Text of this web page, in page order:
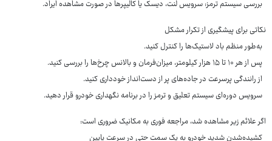
بررسی سیستم ترمز: سرویس لنت، دیسک یا کالیپرها در صورت مشاهده ایراد.
نکاتی برای پیشگیری از تکرار مشکل
به‌طور منظم باد لاستیک‌ها را کنترل کنید.
پس از هر ۱۰ تا ۱۵ هزار کیلومتر، میزان‌فرمان و بالانس چرخ‌ها را بررسی کنید.
از رانندگی پرسرعت در جاده‌های پر از دست‌انداز خودداری کنید.
سرویس دوره‌ای سیستم تعلیق و ترمز را در برنامه نگهداری خودرو قرار دهید.
اگر علائم زیر مشاهده شد، مراجعه فوری به مکانیک ضروری است:
کشیده‌شدن شدید خودرو به یک سمت حتی در سرعت پایین